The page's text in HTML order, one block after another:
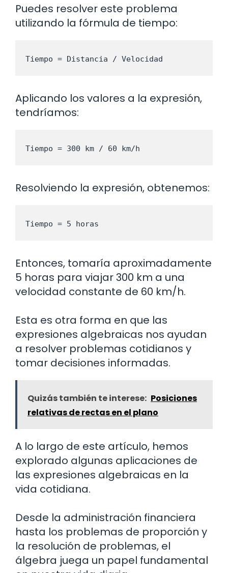
Puedes resolver este problema
utilizando la fórmula de tiempo:
Tiempo = Distancia / Velocidad
Aplicando los valores a la expresión,
tendríamos:
Tiempo = 300 km / 60 km/h
Resolviendo la expresión, obtenemos:
Tiempo = 5 horas
Entonces, tomaría aproximadamente
5 horas para viajar 300 km a una
velocidad constante de 60 km/h.
Esta es otra forma en que las
expresiones algebraicas nos ayudan
a resolver problemas cotidianos y
tomar decisiones informadas.
Quizás también te interese: Posiciones
relativas de rectas en el plano
A lo largo de este artículo, hemos
explorado algunas aplicaciones de
las expresiones algebraicas en la
vida cotidiana.
Desde la administración financiera
hasta los problemas de proporción y
la resolución de problemas, el
álgebra juega un papel fundamental